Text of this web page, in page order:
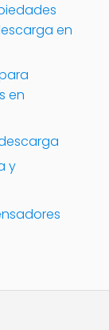
en
en
y